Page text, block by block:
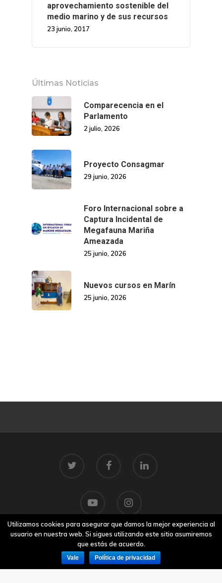
aprovechamiento sostenible del
medio marino y de sus recursos
23 junio, 2017
Últimas Noticias
Comparecencia en el
Parlamento
2 julio, 2026
Proyecto Consagmar
29 junio, 2026
Foro Internacional sobre a
Captura Incidental de
Megafauna Mariña
Ameazada
25 junio, 2026
Nuevos cursos en Marín
25 junio, 2026
© 2026 Centro Tecnolóxico do Mar.
Aviso legal
Utilizamos cookies para asegurar que damos la mejor experiencia al
usuario en nuestra web. Si sigues utilizando este sitio asumiremos
que estás de acuerdo.
Vale Política de privacidad